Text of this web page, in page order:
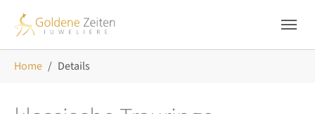
Home Details